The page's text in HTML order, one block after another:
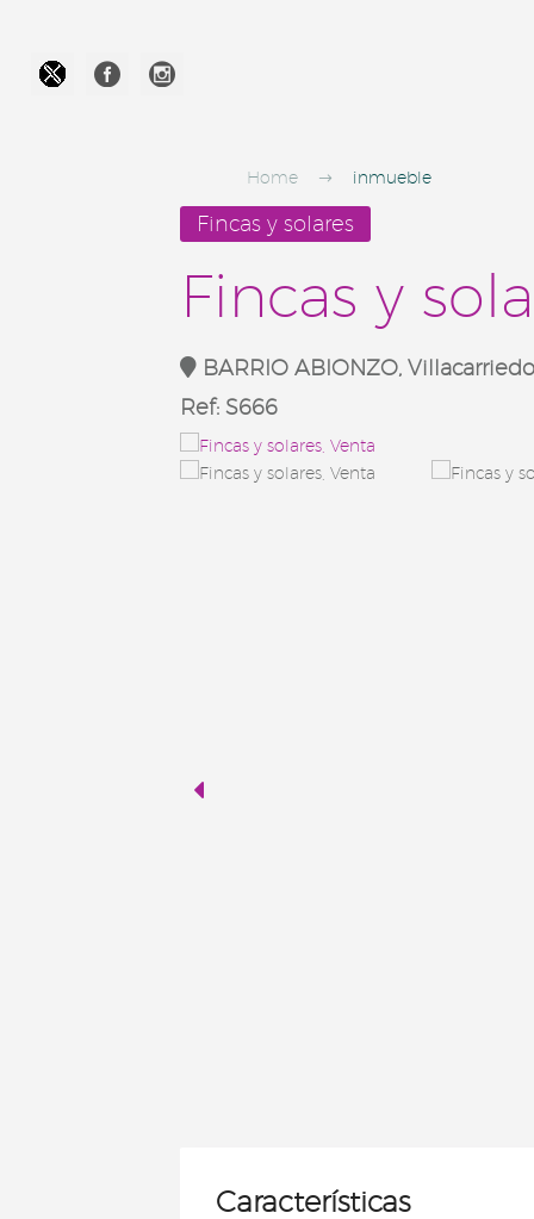

 

Home inmueble
Fincas y solares
Fincas y
BARRIO ABIONZO,
Ref:S666
Características